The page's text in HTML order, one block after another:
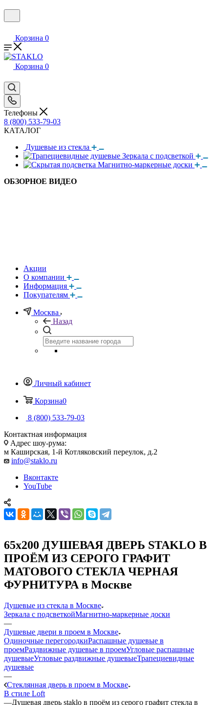
Корзина 0
Корзина 0
Телефоны
8 (800) 533-79-03
КАТАЛОГ
Душевые из стекла
Зеркала с подсветкой
Магнитно-маркерные доски
ОБЗОРНОЕ ВИДЕО
Акции
О компании
Информация
Покупателям
Москва
Назад
Личный кабинет
Корзина0
8 (800) 533-79-03
Контактная информация
Адрес шоу-рума:
м Каширская, 1-й Котляковский переулок, д.2
info@staklo.ru
Вконтакте
YouTube
65x200 ДУШЕВАЯ ДВЕРЬ STAKLO В
ПРОЁМ ИЗ СЕРОГО ГРАФИТ
МАТОВОГО СТЕКЛА ЧЕРНАЯ
ФУРНИТУРА в Москве
Душевые из стекла в Москве
Зеркала с подсветкойМагнитно-маркерные доски
—
Душевые двери в проем в Москве
Одиночные перегородкиРаспашные душевые в
проемРаздвижные душевые в проемУгловые распашные
душевыеУгловые раздвижные душевыеТрапециевидные
душевые
—
Стеклянная дверь в проем в Москве
В стиле Loft
—Душевая дверь staklo в проём из серого графит стекла в